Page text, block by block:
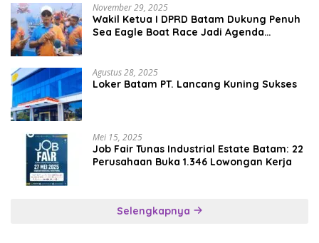
November 29, 2025
Wakil Ketua I DPRD Batam Dukung Penuh
Sea Eagle Boat Race Jadi Agenda
Agustus 28, 2025
Loker Batam PT. Lancang Kuning Sukses
Mei 15, 2025
Job Fair Tunas Industrial Estate Batam: 22
Perusahaan Buka 1.346 Lowongan Kerja
Selengkapnya